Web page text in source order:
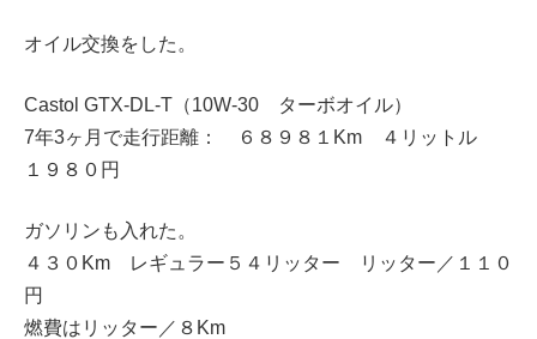
オイル交換をした。
Castol GTX-DL-T（10W-30 ターボオイル）
7年3ヶ月で走行距離： ６８９８１Km ４リットル
１９８０円
ガソリンも入れた。
４３０Km レギュラー５４リッター リッター／１１０
円
燃費はリッター／８Km